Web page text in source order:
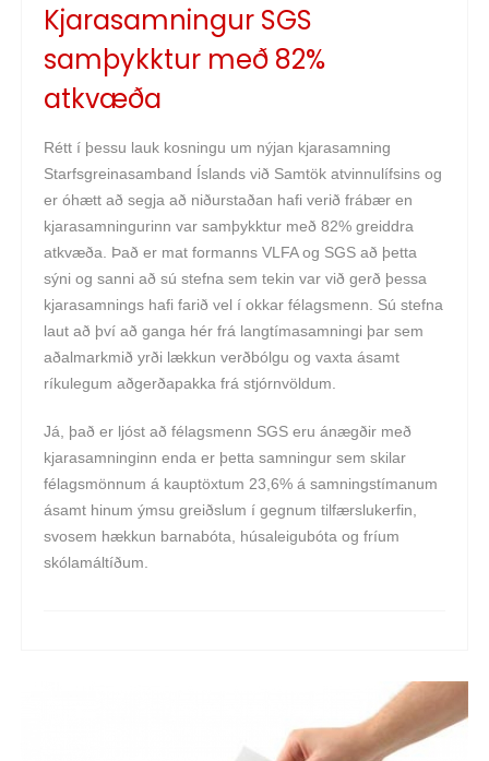
Kjarasamningur SGS
samþykktur með 82%
atkvæða
Rétt í þessu lauk kosningu um nýjan kjarasamning
Starfsgreinasamband Íslands við Samtök atvinnulífsins og
er óhætt að segja að niðurstaðan hafi verið frábær en
kjarasamningurinn var samþykktur með 82% greiddra
atkvæða. Það er mat formanns VLFA og SGS að þetta
sýni og sanni að sú stefna sem tekin var við gerð þessa
kjarasamnings hafi farið vel í okkar félagsmenn. Sú stefna
laut að því að ganga hér frá langtímasamningi þar sem
aðalmarkmið yrði lækkun verðbólgu og vaxta ásamt
ríkulegum aðgerðapakka frá stjórnvöldum.
Já, það er ljóst að félagsmenn SGS eru ánægðir með
kjarasamninginn enda er þetta samningur sem skilar
félagsmönnum á kauptöxtum 23,6% á samningstímanum
ásamt hinum ýmsu greiðslum í gegnum tilfærslukerfin,
svosem hækkun barnabóta, húsaleigubóta og fríum
skólamáltíðum.